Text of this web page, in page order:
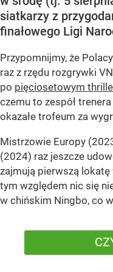
siatkarzy z
finałowego Ligi
Przypomnijmy, że
raz z rzędu rozgrywki
po pięciosetowym
czemu to zespół
okazałe trofeum za
Mistrzowie Europy
(2024) raz jeszcze
zajmują pierwszą
tym względem nic się
w chińskim Ningbo, co